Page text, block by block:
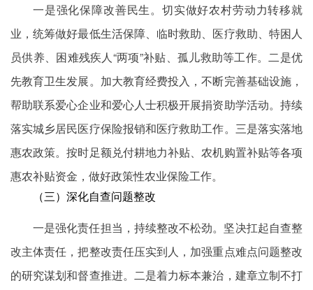
一是强化保障改善民生。切实做好农村劳动力转移就
业，统筹做好最低生活保障、临时救助、医疗救助、特困人
员供养、困难残疾人“两项”补贴、孤儿救助等工作。二是优
先教育卫生发展。加大教育经费投入，不断完善基础设施，
帮助联系爱心企业和爱心人士积极开展捐资助学活动。持续
落实城乡居民医疗保险报销和医疗救助工作。三是落实落地
惠农政策。按时足额兑付耕地力补贴、农机购置补贴等各项
惠农补贴资金，做好政策性农业保险工作。
（三）深化自查问题整改
一是强化责任担当，持续整改不松劲。坚决扛起自查整
改主体责任，把整改责任压实到人，加强重点难点问题整改
的研究谋划和督查推进。二是着力标本兼治，建章立制不打